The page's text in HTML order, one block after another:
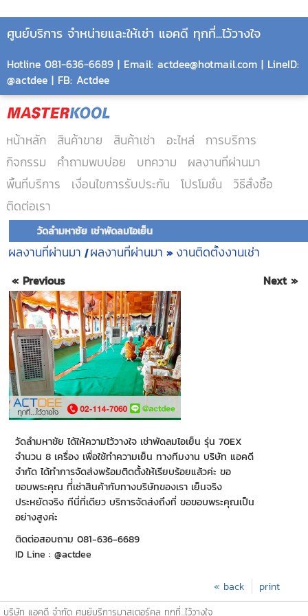
ศูนย์บริการ จำหน่ายและให้เช่า แอคดี ทุกที่...ไว้วางใจ
Hotline 081-636-6689 | Email: actdee@hotmail.com | LineID:
@actdee | FB: Actdee
หน้าหลัก สินค้าขาย สินค้าเช่า อะไหล่
การบริการ
กิจกรรม
คำถามพบบ่อย บทความ
ผลงานที่ผ่านมา
พื้นที่บริการ
เงื่อนไขการรับประกัน โปรโมชั่น
วิธีสั่งซื้อ
ติดต่อเรา
วัดลำมหาชัย เช่าพัดลมไอเย็น
ผลงานที่ผ่านมา | ผลงานที่ผ่านมา » งานติดตั้งงานเช่า
« Previous Next »
วัดลำมหาชัย ได้ให้ความไว้วางใจ เช่าพัดลมไอเย็น รุ่น 70EX
จำนวน 8 เครื่อง เพื่อใช้ทำความเย็น ทางทีมงาน บริษัท แอคดี
จำกัด ได้ทำการจัดส่งพร้อมติดตั้งให้เรียบร้อยแล้วค่ะ ขอ
ขอบพระคุณ ที่่เช่าสินค้ากับทางบริษัทของเรา เย็นจริง
ประหยัดจริง ทีนี่ที่เดียว บริการจัดส่งถึงที่ ขอขอบพระคุณเป็น
อย่างสูงค่ะ
ติดต่อสอบถาม 081-636-6689
ID Line : @actdee
print
« back
บริษัท แอคดี จำกัด ศูนย์บริการมาสเตอร์คูล ทุกที่...ไว้วางใจ